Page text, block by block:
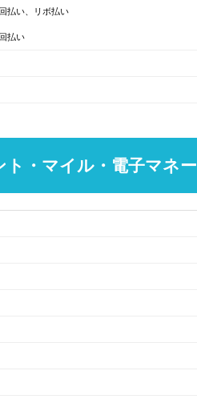
払い、リボ払い
払い
ト・マイル・電子マネー